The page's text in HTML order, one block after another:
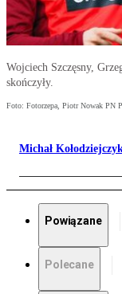
Wojciech Szczęsny,
skończyły.
Foto: Fotorzepa, Piotr Nowak PN
Michał
Powiązane
Polecane